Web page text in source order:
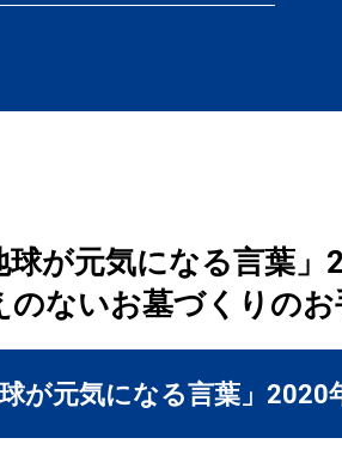
球が元気になる言葉」
のないお墓づくりのお
が元気になる言葉」2020